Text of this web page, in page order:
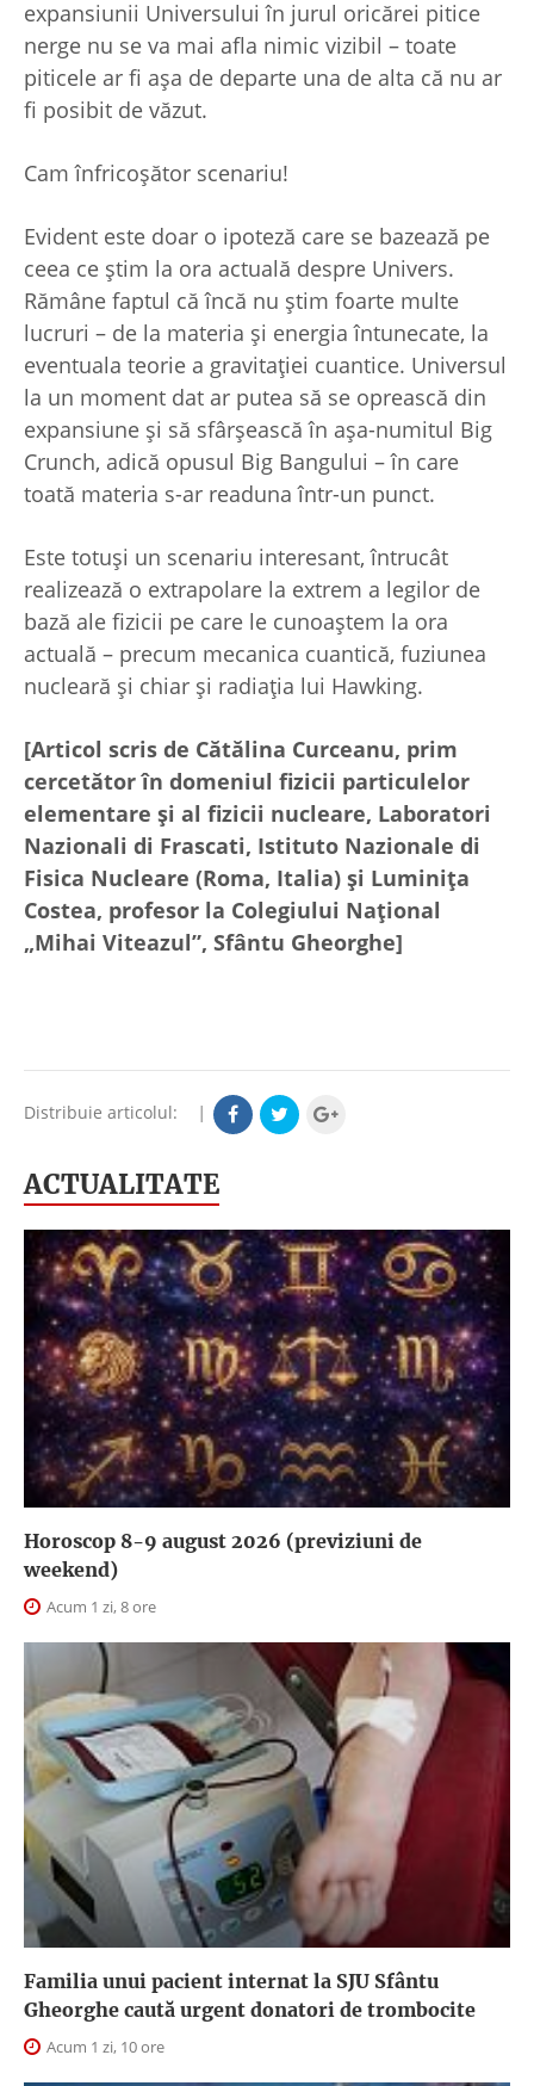
expansiunii Universului în jurul oricărei pitice
nerge nu se va mai afla nimic vizibil – toate
piticele ar fi aşa de departe una de alta că nu ar
fi posibit de văzut.
Cam înfricoşător scenariu!
Evident este doar o ipoteză care se bazează pe
ceea ce ştim la ora actuală despre Univers.
Rămâne faptul că încă nu ştim foarte multe
lucruri – de la materia şi energia întunecate, la
eventuala teorie a gravitaţiei cuantice. Universul
la un moment dat ar putea să se oprească din
expansiune şi să sfârşească în aşa-numitul Big
Crunch, adică opusul Big Bangului – în care
toată materia s-ar readuna într-un punct.
Este totuşi un scenariu interesant, întrucât
realizează o extrapolare la extrem a legilor de
bază ale fizicii pe care le cunoaştem la ora
actuală – precum mecanica cuantică, fuziunea
nucleară şi chiar şi radiaţia lui Hawking.
[Articol scris de Cătălina Curceanu, prim
cercetător în domeniul fizicii particulelor
elementare şi al fizicii nucleare, Laboratori
Nazionali di Frascati, Istituto Nazionale di
Fisica Nucleare (Roma, Italia) şi Luminiţa
Costea, profesor la Colegiului Naţional
„Mihai Viteazul”, Sfântu Gheorghe]
Distribuie articolul: |
ACTUALITATE
Horoscop 8-9 august 2026 (previziuni de
weekend)
Acum 1 zi, 8 ore
Familia unui pacient internat la SJU Sfântu
Gheorghe caută urgent donatori de trombocite
Acum 1 zi, 10 ore